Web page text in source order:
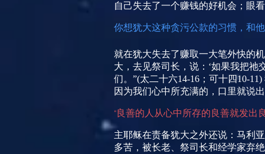
自己失去了一个赚钱的好机会；眼
你想犹大这种贪污公款的习惯，和
就在犹大失去了赚取一大笔外快的
大，去见祭司长，说：‘如果我把
们。”(太二十六14-16 ；可十四10-11)
因为我们心中所充满的，口里就说
“良善的人从心中所存的良善就发出
主耶稣在责备犹大之外还说：马利
多苦，被长老、祭司长和经学家弃